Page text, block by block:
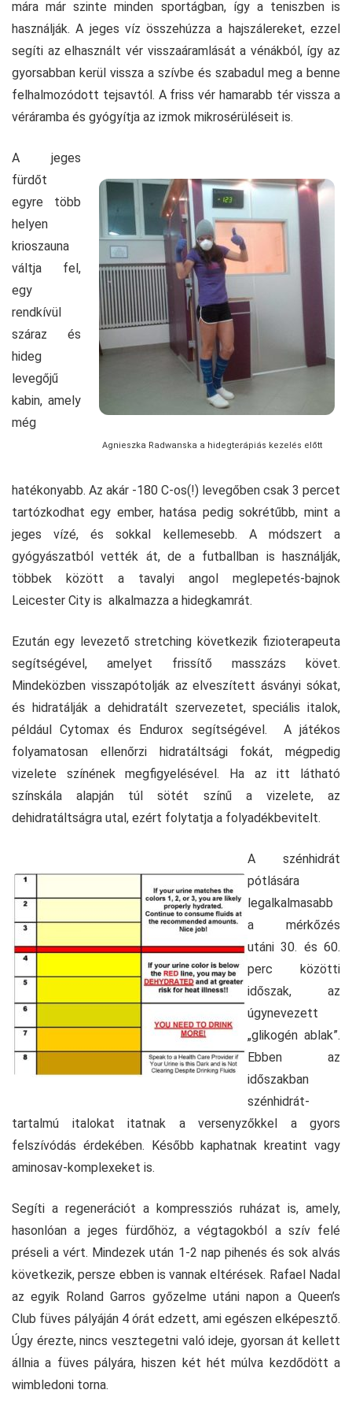
mára már szinte minden sportágban, így a teniszben is
használják. A jeges víz összehúzza a hajszálereket, ezzel
segíti az elhasznált vér visszaáramlását a vénákból, így az
gyorsabban kerül vissza a szívbe és szabadul meg a benne
felhalmozódott tejsavtól. A friss vér hamarabb tér vissza a
véráramba és gyógyítja az izmok mikrosérüléseit is.
Agnieszka Radwanska a hidegterápiás kezelés előtt
A jeges
fürdőt
egyre több
helyen
krioszauna
váltja fel,
egy
rendkívül
száraz és
hideg
levegőjű
kabin, amely
még
hatékonyabb. Az akár -180 C-os(!) levegőben csak 3 percet
tartózkodhat egy ember, hatása pedig sokrétűbb, mint a
jeges vízé, és sokkal kellemesebb. A módszert a
gyógyászatból vették át, de a futballban is használják,
többek között a tavalyi angol meglepetés-bajnok
Leicester City is alkalmazza a hidegkamrát.
Ezután egy levezető stretching következik fizioterapeuta
segítségével, amelyet frissítő masszázs követ.
Mindeközben visszapótolják az elveszített ásványi sókat,
és hidratálják a dehidratált szervezetet, speciális italok,
például Cytomax és Endurox segítségével. A játékos
folyamatosan ellenőrzi hidratáltsági fokát, mégpedig
vizelete színének megfigyelésével. Ha az itt látható
színskála alapján túl sötét színű a vizelete, az
dehidratáltságra utal, ezért folytatja a folyadékbevitelt.
A szénhidrát
pótlására
legalkalmasabb
a mérkőzés
utáni 30. és 60.
perc közötti
időszak, az
úgynevezett
„glikogén ablak”.
Ebben az
időszakban
szénhidrát-
tartalmú italokat itatnak a versenyzőkkel a gyors
felszívódás érdekében. Később kaphatnak kreatint vagy
aminosav-komplexeket is.
Segíti a regenerációt a kompressziós ruházat is, amely,
hasonlóan a jeges fürdőhöz, a végtagokból a szív felé
préseli a vért. Mindezek után 1-2 nap pihenés és sok alvás
következik, persze ebben is vannak eltérések. Rafael Nadal
az egyik Roland Garros győzelme utáni napon a Queen’s
Club füves pályáján 4 órát edzett, ami egészen elképesztő.
Úgy érezte, nincs vesztegetni való ideje, gyorsan át kellett
állnia a füves pályára, hiszen két hét múlva kezdődött a
wimbledoni torna.